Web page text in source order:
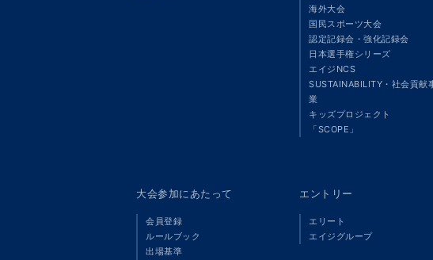
海外大会
国民スポーツ大会
認定記録会・強化記録会
日本選手権シリーズ
エイジNCS
SUSTAINABILITY・社会貢献
業
キッズプロジェクト
「SCOPE」
大会参加にあたって
会員登録
ルールブック
出場基準
エントリー
エリート
エイジグループ